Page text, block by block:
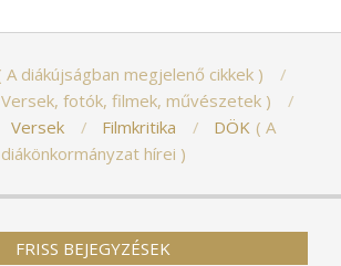
A diákújságban megjelenő cikkek
Versek, fotók, filmek, művészetek
Versek Filmkritika DÖK
A
diákönkormányzat hírei
FRISS BEJEGYZÉSEK